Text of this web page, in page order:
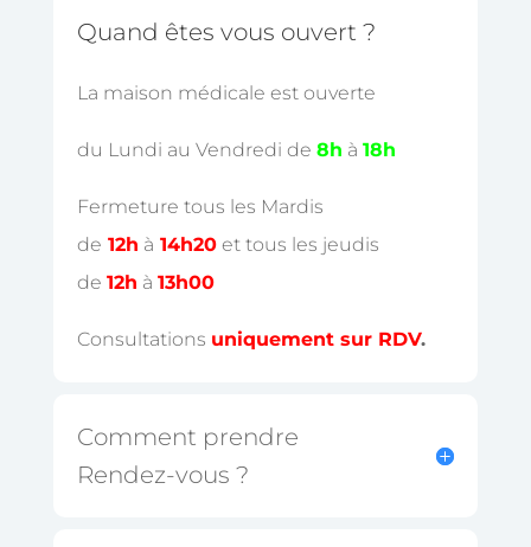
Quand êtes vous ouvert ?
La maison médicale est ouverte
du Lundi au Vendredi de 8h à 18h
Fermeture tous les Mardis
de 12h à 14h20 et tous les jeudis
de 12h à 13h00
Consultations uniquement sur RDV.
Comment prendre
Rendez-vous ?